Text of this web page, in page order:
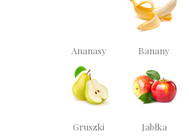
Ananasy Banany
Gruszki Jabłka